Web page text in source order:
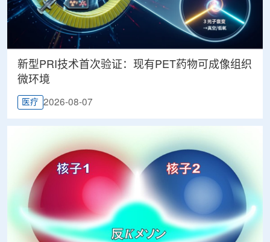
新型PRI技术首次验证：现有PET药物可成像组织
微环境
医疗 2026-08-07